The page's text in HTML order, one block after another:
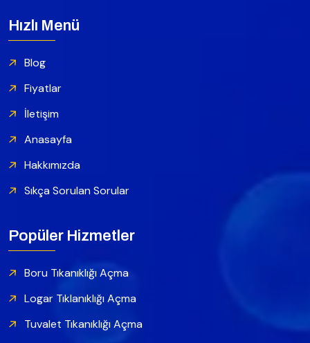
Hızlı Menü
Blog
Fiyatlar
İletişim
Anasayfa
Hakkımızda
Sıkça Sorulan Sorular
Popüler Hizmetler
Boru Tıkanıklığı Açma
Logar Tıklanıklığı Açma
Tuvalet Tıkanıklığı Açma